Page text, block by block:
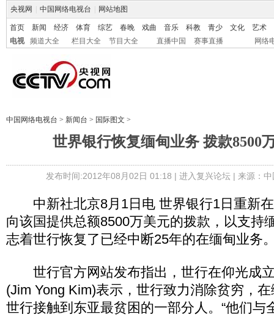
央视网 中国网络电视台 网站地图
首页 新闻 经济 体育 综艺 春晚 戏曲 音乐 科教 青少 文化
艺术
电视
频道大全 栏目大全 节目大全 直播中国 赛事直播 网络
中国网络电视台 > 新闻台 > 国际图文 >
世界银行恢复缅甸业务 拨款8500
发布时间:2012年08月02日 01:18 | 进入复兴论坛| 来源：
中新社北京8月1日电 世界银行1日重新在
向该国提供总额8500万美元的拨款，以支持
志着世行恢复了已经中断25年的在缅甸业务
世行官方网站发布指出，世行在仰光成
(Jim Yong Kim)表示，世行致力消除贫穷，
世行接触到东亚最贫困的一部分人。“他们与